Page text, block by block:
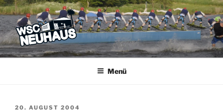
Zum
Inhalt
springen
WSC NEUHAUS
Der Verein mit dem Haus am See
Menü
VERÖFFENTLICHT
20. AUGUST 2004